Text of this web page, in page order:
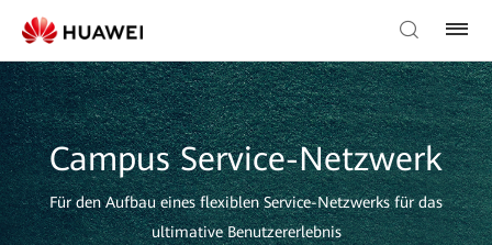
Campus Service-Netzwerk
Für den Aufbau eines flexiblen Service-Netzwerks für das
ultimative Benutzererlebnis